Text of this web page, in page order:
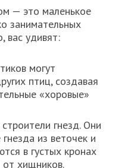
— это маленькое
занимательных
вас удивят:
могут
птиц, создавая
«хоровые»
гнезд. Они
из веточек и
в густых кронах
хищников.